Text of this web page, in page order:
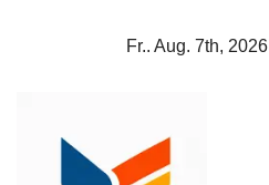
Fr.. Aug. 7th, 2026